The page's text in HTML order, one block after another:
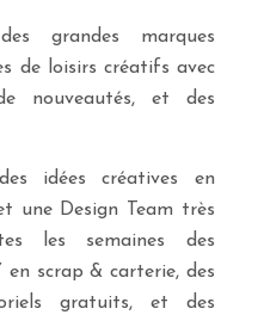
grandes marques
de loisirs créatifs avec
nouveautés, et des
idées créatives en
une Design Team très
les semaines des
scrap & carterie, des
gratuits, et des